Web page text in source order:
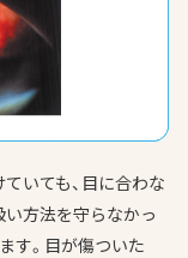
いても、目に合わな
方法を守らなかっ
す。目が傷ついた